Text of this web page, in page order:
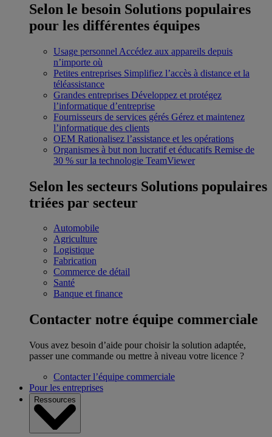
Selon le besoin Solutions populaires
pour les différentes équipes
Usage personnel Accédez aux appareils depuis
n’importe où
Petites entreprises Simplifiez l’accès à distance et la
téléassistance
Grandes entreprises Développez et protégez
l’informatique d’entreprise
Fournisseurs de services gérés Gérez et maintenez
l’informatique des clients
OEM Rationalisez l’assistance et les opérations
Organismes à but non lucratif et éducatifs Remise de
30 % sur la technologie TeamViewer
Selon les secteurs Solutions populaires
triées par secteur
Automobile
Agriculture
Logistique
Fabrication
Commerce de détail
Santé
Banque et finance
Contacter notre équipe commerciale
Vous avez besoin d’aide pour choisir la solution adaptée,
passer une commande ou mettre à niveau votre licence ?
Contacter l’équipe commerciale
Pour les entreprises
Ressources